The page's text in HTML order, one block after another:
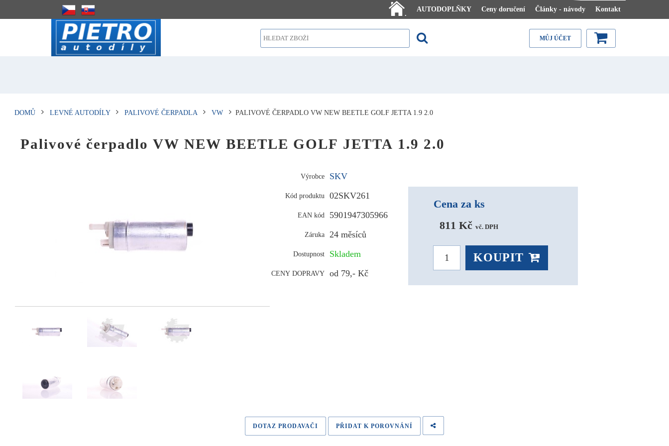
.
AUTODOPLŇKY Ceny doručení Články - návody Kontakt
MŮJ ÚČET
DOMŮ LEVNÉ AUTODÍLY PALIVOVÉ ČERPADLA VW PALIVOVÉ ČERPADLO VW NEW BEETLE GOLF JETTA 1.9 2.0
Palivové čerpadlo VW NEW BEETLE GOLF JETTA 1.9 2.0
Výrobce SKV
Kód produktu 02SKV261
EAN kód 5901947305966
Záruka 24 měsíců
Dostupnost Skladem
CENY DOPRAVY od 79,- Kč
Cena za ks
811 Kč vč. DPH
KOUPIT
DOTAZ PRODAVAČI PŘIDAT K POROVNÁNÍ